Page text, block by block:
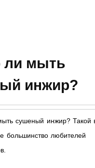
ли мыть
инжир?
сушеный инжир? Такой
большинство любителей